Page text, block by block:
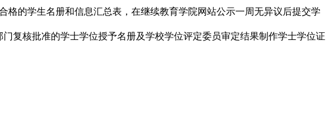
格的学生名册和信息汇总表，在继续教育学院网站公示一周无异议后提交学
复核批准的学士学位授予名册及学校学位评定委员审定结果制作学士学位证